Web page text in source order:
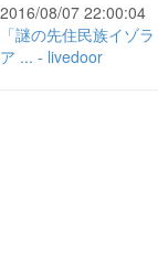
2016/08/07 22:00:04
「謎の先住民族イゾ
ア ... - livedoor